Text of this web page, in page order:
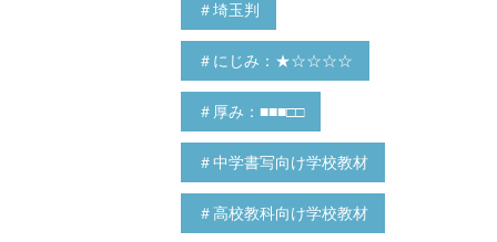
＃埼玉判
＃にじみ：★☆☆☆☆
＃厚み：■■■□□
＃中学書写向け学校教材
＃高校教科向け学校教材